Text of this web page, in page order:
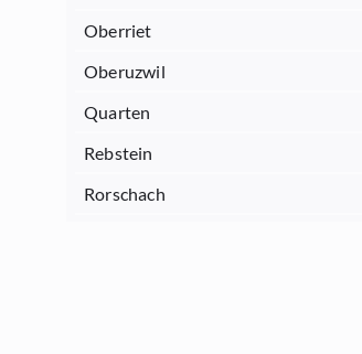
Oberriet
Oberuzwil
Quarten
Rebstein
Rorschach